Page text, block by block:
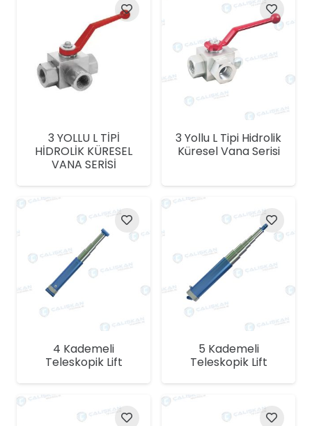
3 YOLLU L TİPİ
HİDROLİK KÜRESEL
VANA SERİSİ
3 Yollu L Tipi Hidrolik
Küresel Vana Serisi
4 Kademeli
Teleskopik Lift
5 Kademeli
Teleskopik Lift